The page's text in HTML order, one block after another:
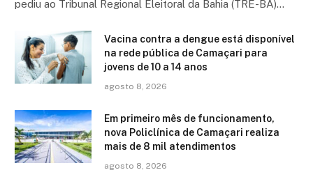
pediu ao Tribunal Regional Eleitoral da Bahia (TRE-BA)…
Vacina contra a dengue está disponível
na rede pública de Camaçari para
jovens de 10 a 14 anos
agosto 8, 2026
Em primeiro mês de funcionamento,
nova Policlínica de Camaçari realiza
mais de 8 mil atendimentos
agosto 8, 2026